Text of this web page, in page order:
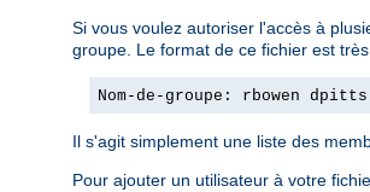
Si vous voulez autoriser l'accès à
groupe. Le format de ce fichier est
Nom-de-groupe: rbowen
Il s'agit simplement une liste des
Pour ajouter un utilisateur à votre